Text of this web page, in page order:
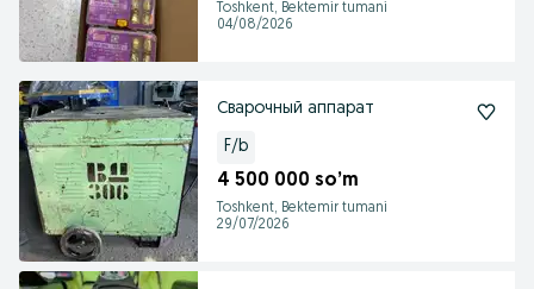
Toshkent, Bektemir tumani
04/08/2026
Сварочный аппарат
F/b
4 500 000 so’m
Toshkent, Bektemir tumani
29/07/2026